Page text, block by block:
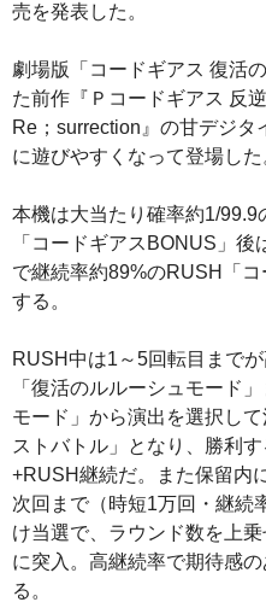
売を発表した。
劇場版「コードギアス 復活
た前作『Ｐコードギアス 反
Re；surrection』の甘デジ
に遊びやすくなって登場した
本機は大当たり確率約1/99.9
「コードギアスBONUS」
で継続率約89%のRUSH「
する。
RUSH中は1～5回転目まで
「復活のルルーシュモード
モード」から演出を選択し
ストバトル」となり、勝利
+RUSH継続だ。また保留内
次回まで（時短1万回・継続
け当選で、ラウンド数を上
に突入。高継続率で期待感
る。